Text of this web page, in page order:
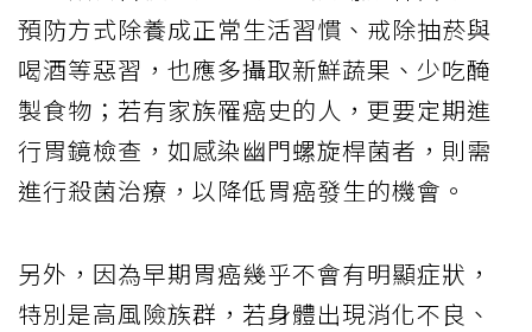
預防方式除養成正常生活習慣、戒除抽菸與
喝酒等惡習，也應多攝取新鮮蔬果、少吃醃
製食物；若有家族罹癌史的人，更要定期進
行胃鏡檢查，如感染幽門螺旋桿菌者，則需
進行殺菌治療，以降低胃癌發生的機會。
另外，因為早期胃癌幾乎不會有明顯症狀，
特別是高風險族群，若身體出現消化不良、